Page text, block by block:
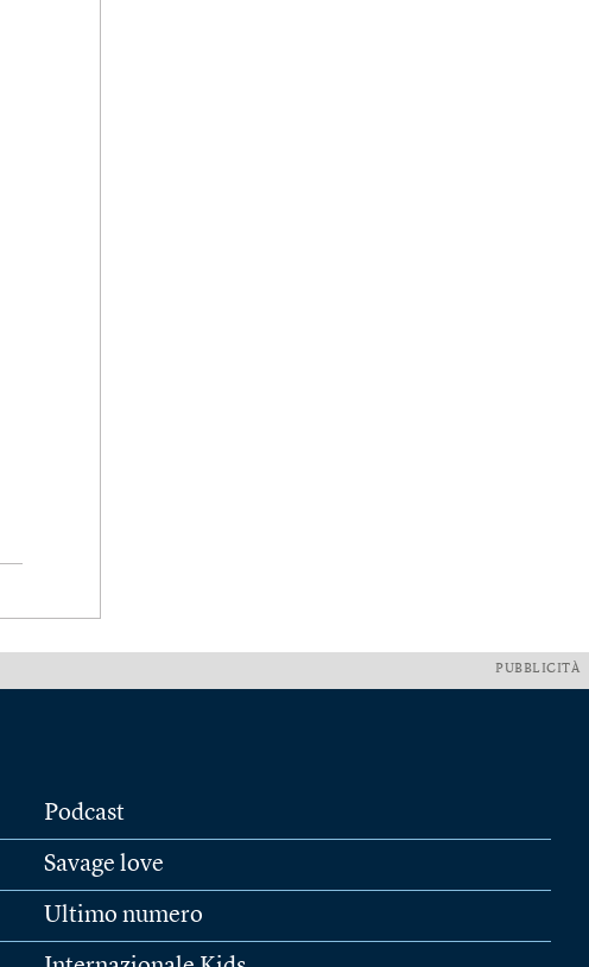
PUBBLICITÀ
Podcast
Savage love
Ultimo numero